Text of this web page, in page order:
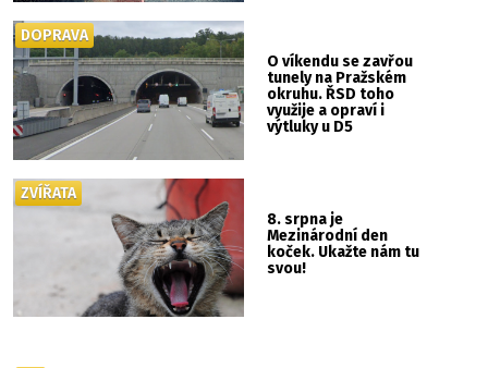
O víkendu se zavřou
tunely na Pražském
okruhu. ŘSD toho
využije a opraví i
výtluky u D5
DOPRAVA
8. srpna je
Mezinárodní den
koček. Ukažte nám tu
svou!
ZVÍŘATA